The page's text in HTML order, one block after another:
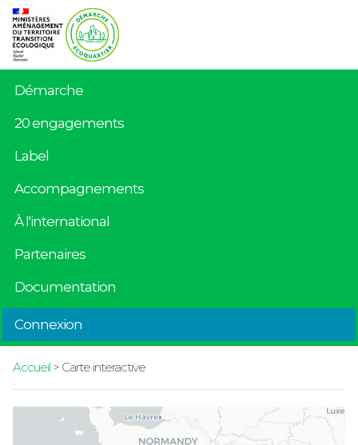
Démarche
20 engagements
Label
Accompagnements
À l'international
Partenaires
Documentation
Connexion
Accueil> Carte interactive